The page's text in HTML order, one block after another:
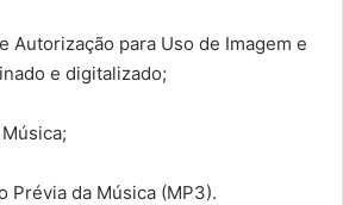
Autorização para Uso de Imagem e
e digitalizado;
Prévia da Música (MP3).